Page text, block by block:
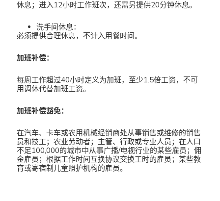
休息；进入12小时工作班次，还需另提供20分钟休息。
洗手间休息：
必须提供合理休息，不计入用餐时间。
加班补偿：
每周工作超过40小时定义为加班，至少1.5倍工资，不可
用调休代替加班工资。
加班补偿豁免：
在汽车、卡车或农用机械经销商处从事销售或维修的销售
员和技工；农业劳动者；主管、行政或专业人员；在人口
不足100,000的城市中从事广播/电视行业的某些雇员；佣
金雇员；根据工作时间互换协议交换工时的雇员；某些教
育或寄宿制儿童照护机构的雇员。